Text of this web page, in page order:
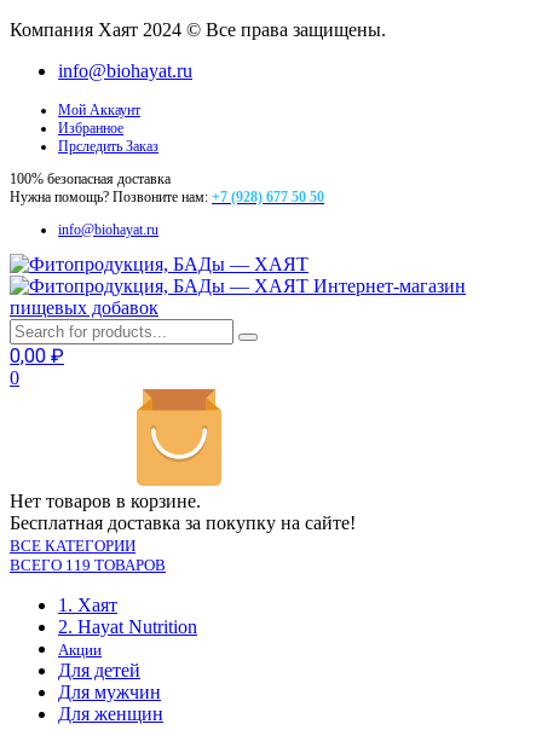
Компания Хаят 2024 © Все права защищены.
info@biohayat.ru
Мой Аккаунт
Избранное
Прследить Заказ
100% безопасная доставка
Нужна помощь? Позвоните нам: +7 (928) 677 50 50
info@biohayat.ru
Интернет-магазин
пищевых добавок
0,00 ₽
0
Нет товаров в корзине.
Бесплатная доставка за покупку на сайте!
ВСЕ КАТЕГОРИИ
ВСЕГО 119 ТОВАРОВ
1. Хаят
2. Hayat Nutrition
Акции
Для детей
Для мужчин
Для женщин